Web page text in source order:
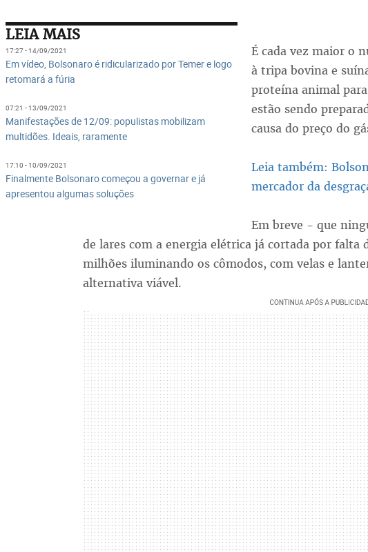
LEIA MAIS
17:27 - 14/09/2021
Em vídeo, Bolsonaro é ridicularizado por Temer e logo
retomará a fúria
07:21 - 13/09/2021
Manifestações de 12/09: populistas mobilizam
multidões. Ideais, raramente
17:10 - 10/09/2021
Finalmente Bolsonaro começou a governar e já
apresentou algumas soluções
É cada vez maior o
à tripa bovina e
proteína animal para
estão sendo
causa do preço do
Leia também:
mercador da
Em breve - que
de lares com a energia elétrica já cortada por falta
milhões iluminando os cômodos, com velas e
alternativa viável.